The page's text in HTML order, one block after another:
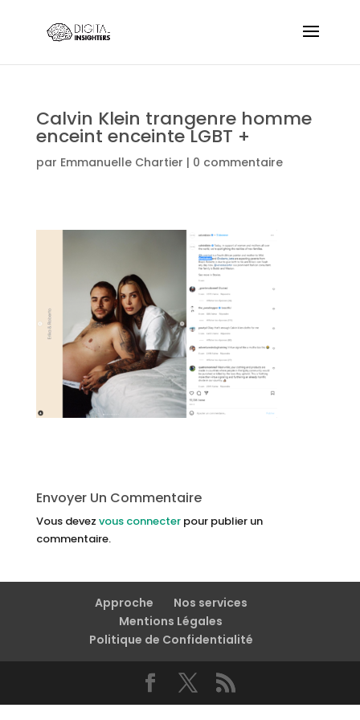
Calvin Klein trangenre homme
enceint enceinte LGBT +
par Emmanuelle Chartier | 0 commentaire
Envoyer Un Commentaire
Vous devez vous connecterpour publier un
commentaire.
Approche
Nos services
Mentions Légales
Politique de Confidentialité